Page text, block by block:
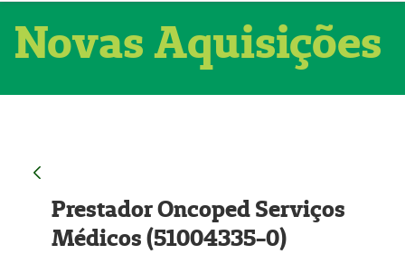
Novas Aquisições
Prestador Oncoped Serviços
Médicos (51004335-0)